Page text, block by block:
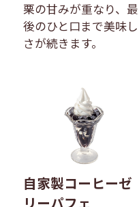
栗の甘みが重なり、最
後のひと口まで美味し
さが続きます。
自家製コーヒーゼ
リーパフェ